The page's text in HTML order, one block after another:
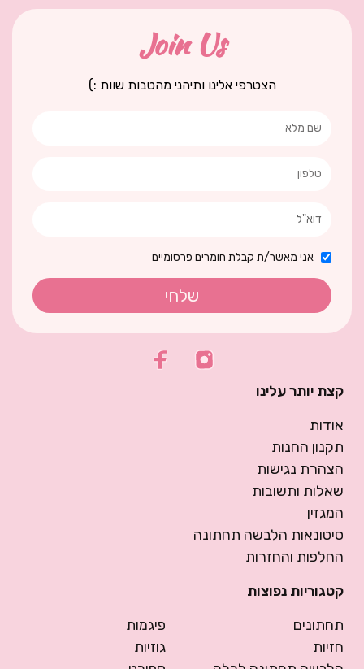
Join Us
הצטרפי אלינו ותיהני מהטבות שוות :)
אני מאשר/ת קבלת חומרים פרסומיים
שלחי
קצת יותר עלינו
אודות
תקנון החנות
הצהרת נגישות
שאלות ותשובות
המגזין
סיטונאות הלבשה תחתונה
החלפות והחזרות
קטגוריות נפוצות
תחתונים
חזיות
פיגמות
גוזיות